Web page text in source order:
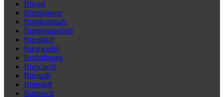
Bürgel
Burghausen
Burgkunstadt
Burglengenfeld
Burgstädt
Burgwedel
Burladingen
Burscheid
Bürstadt
Buttstädt
Butzbach